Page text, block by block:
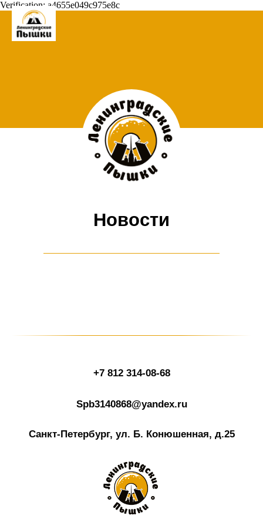
Verification: a4655e049c975e8c
Новости
Spb3140868@yandex.ru
+7 812 314-08-68
Санкт-Петербург, ул. Б. Конюшенная, д.25